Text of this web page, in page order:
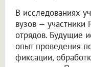
В исследованиях
вузов — участники
отрядов. Будущие
опыт проведения
фиксации,